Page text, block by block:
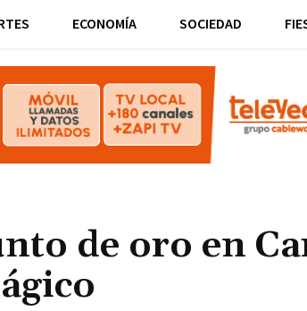
ECONOMÍA SOCIEDAD
de oro en